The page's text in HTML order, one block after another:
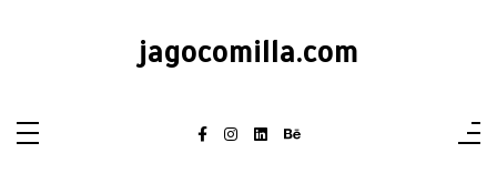
jagocomilla.com